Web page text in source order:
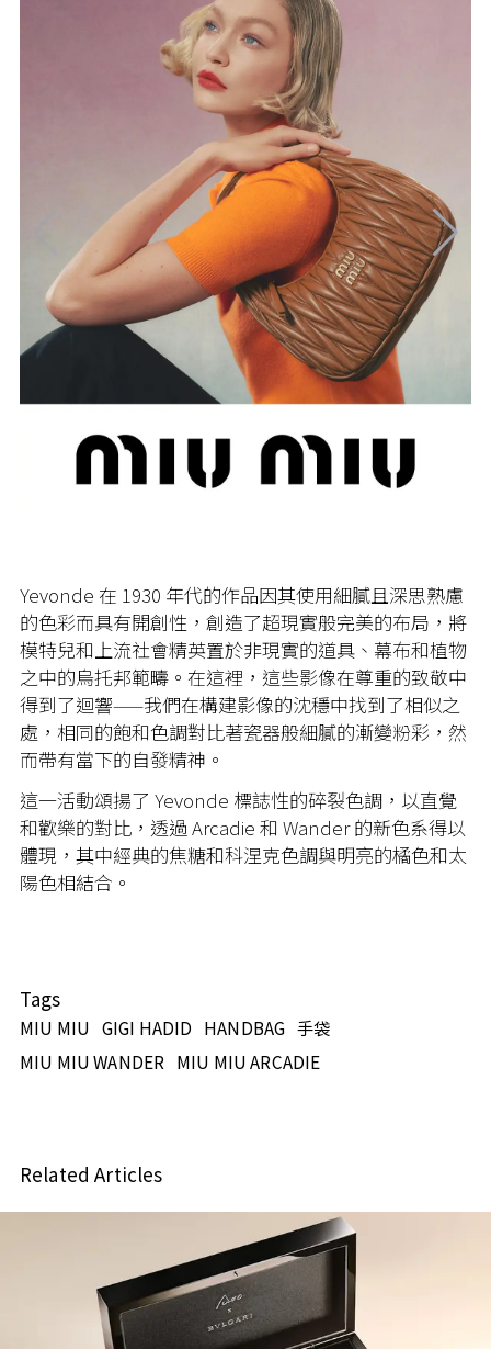
Yevonde 在 1930 年代的作品因其使用細膩且深思熟慮
的色彩而具有開創性，創造了超現實般完美的布局，將
模特兒和上流社會精英置於非現實的道具、幕布和植物
之中的烏托邦範疇。在這裡，這些影像在尊重的致敬中
得到了迴響——我們在構建影像的沈穩中找到了相似之
處，相同的飽和色調對比著瓷器般細膩的漸變粉彩，然
而帶有當下的自發精神。
這一活動頌揚了 Yevonde 標誌性的碎裂色調，以直覺
和歡樂的對比，透過 Arcadie 和 Wander 的新色系得以
體現，其中經典的焦糖和科涅克色調與明亮的橘色和太
陽色相結合。
Tags
MIU MIU GIGI HADID HANDBAG 手袋
MIU MIU WANDER MIU MIU ARCADIE
Related Articles